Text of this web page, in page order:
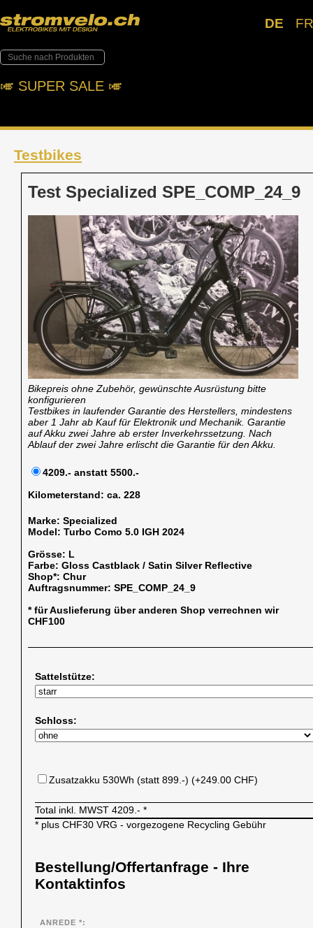
DE FR
🎺︎ SUPER SALE 🎺︎
Testbikes
Test Specialized SPE_COMP_24_9
Bikepreis ohne Zubehör, gewünschte Ausrüstung bitte
konfigurieren
Testbikes in laufender Garantie des Herstellers, mindestens
aber 1 Jahr ab Kauf für Elektronik und Mechanik. Garantie
auf Akku zwei Jahre ab erster Inverkehrssetzung. Nach
Ablauf der zwei Jahre erlischt die Garantie für den Akku.
4209.- anstatt 5500.-
Kilometerstand: ca. 228
Marke:Specialized
Model:Turbo Como 5.0 IGH 2024
Grösse: L
Farbe:Gloss Castblack / Satin Silver Reflective
Shop*:Chur
Auftragsnummer:SPE_COMP_24_9
* für Auslieferung über anderen Shop verrechnen wir
CHF100
Sattelstütze:
Schloss:
Zusatzakku 530Wh (statt 899.-) (+249.00 CHF)
Total inkl. MWST4209.- *
* plus CHF30 VRG - vorgezogene Recycling Gebühr
Bestellung/Offertanfrage - Ihre
Kontaktinfos
ANREDE *